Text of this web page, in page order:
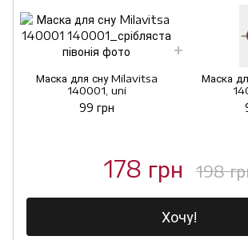
Маска для сну Milavitsa
140001, uni
99 грн
Маска
178 грн 198
Хочу!